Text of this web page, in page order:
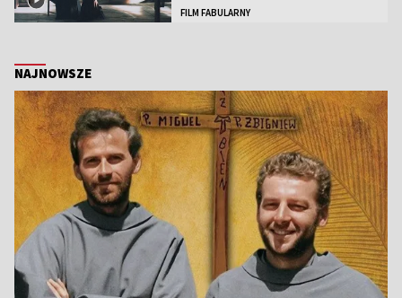
FILM FABULARNY
NAJNOWSZE